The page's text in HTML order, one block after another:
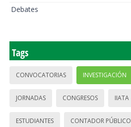
Debates
Tags
CONVOCATORIAS INVESTIGACIÓN
JORNADAS CONGRESOS IIATA
ESTUDIANTES CONTADOR PÚBLICO